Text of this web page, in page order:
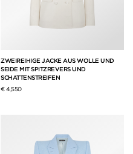
ZWEIREIHIGE JACKE AUS WOLLE UND
SEIDE MIT SPITZREVERS UND
SCHATTENSTREIFEN
€ 4,550